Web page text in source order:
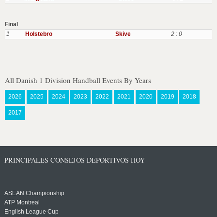
Final
1
Holstebro Skive 2 : 0
All Danish 1 Division Handball Events By Years
2026 2025 2024 2023 2022 2021 2020 2019 2018
2017
PRINCIPALES CONSEJOS DEPORTIVOS HOY
ASEAN Championship
ATP Montreal
English League Cup